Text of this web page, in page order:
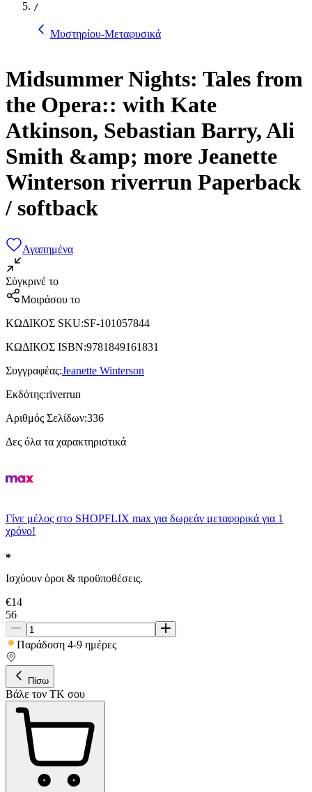
/
Μυστηρίου-Μεταφυσικά
Midsummer Nights: Tales from
the Opera:: with Kate
Atkinson, Sebastian Barry, Ali
Smith &amp; more Jeanette
Winterson riverrun Paperback
/ softback
Αγαπημένα
Σύγκρινέ το
Μοιράσου το
ΚΩΔΙΚΟΣ SKU:SF-101057844
ΚΩΔΙΚΟΣ ISBN:9781849161831
Συγγραφέας:Jeanette Winterson
Εκδότης:riverrun
Αριθμός Σελίδων:336
Δες όλα τα χαρακτηριστικά
Γίνε μέλος στο SHOPFLIX max για δωρεάν μεταφορικά για 1
χρόνο!
Ισχύουν όροι & προϋποθέσεις.
€14
56
Παράδοση 4-9 ημέρες
Πίσω
Βάλε τον ΤΚ σου